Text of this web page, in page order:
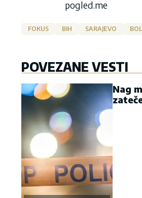
pogled.me
FOKUS BIH SARAJEVO
POVEZANE VESTI
Nag